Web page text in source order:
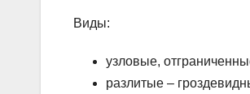
Виды:
узловые,
разлитые –